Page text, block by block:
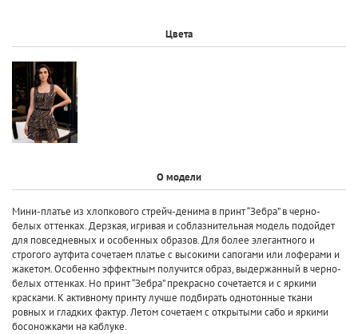
Цвета
О модели
Мини-платье из хлопкового стрейч-денима в принт “Зебра” в черно-
белых оттенках. Дерзкая, игривая и соблазнительная модель подойдет
для повседневных и особенных образов. Для более элегантного и
строгого аутфита сочетаем платье с высокими сапогами или лоферами и
жакетом. Особенно эффектным получится образ, выдержанный в черно-
белых оттенках. Но принт “Зебра” прекрасно сочетается и с яркими
красками. К активному принту лучше подбирать однотонные ткани
ровных и гладких фактур. Летом сочетаем с открытыми сабо и яркими
босоножками на каблуке.